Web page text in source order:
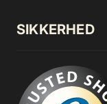
SIKKERHED